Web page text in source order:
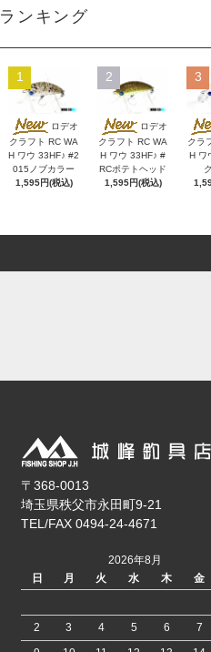
ランキング
1
ロデオ
クラフト RC WA
H ワウ 33HF♪ #2
015ノブカラー
1,595円(税込)
2
ロデオ
クラフト RC WA
H ワウ 33HF♪ #
RCポテトヘッド
1,595円(税込)
3
クラ
H ワ
〒368-0013
埼玉県秩父市永田町9-21
TEL/FAX 0494-24-4671
2026年8月
日
月 火 水 木 金
2
3 4 5 6 7